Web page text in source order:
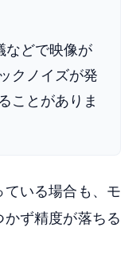
などで映像が
クノイズが発
ことがありま
ている場合も、モ
ず精度が落ちる